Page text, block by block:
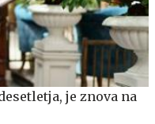
je znova na